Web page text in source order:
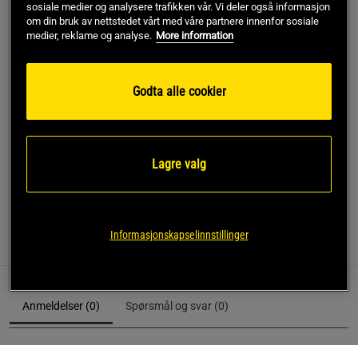
36-40
Kjøp
Gratis frakt over 799 kr Gratis retur 14 dagers angrerett
Anmeldelser (0) Spørsmål og svar (0)
sosiale medier og analysere trafikken vår. Vi deler også informasjon
om din bruk av nettstedet vårt med våre partnere innenfor sosiale
medier, reklame og analyse. More information
Godta alle cookier
Lagre valg
Informasjonskapselinnstillinger